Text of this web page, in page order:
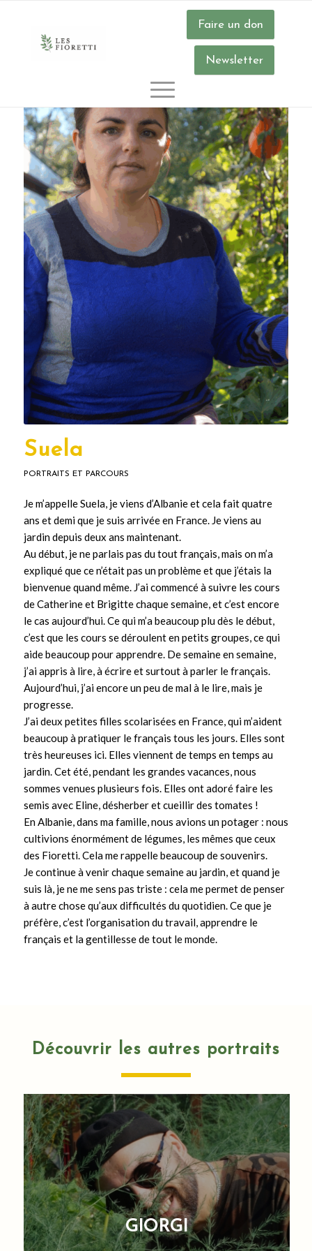
Faire un don
Newsletter
Suela
PORTRAITS ET PARCOURS
Je m’appelle Suela, je viens d’Albanie et cela fait quatre
ans et demi que je suis arrivée en France. Je viens au
jardin depuis deux ans maintenant.
Au début, je ne parlais pas du tout français, mais on m’a
expliqué que ce n’était pas un problème et que j’étais la
bienvenue quand même. J’ai commencé à suivre les cours
de Catherine et Brigitte chaque semaine, et c’est encore
le cas aujourd’hui. Ce qui m’a beaucoup plu dès le début,
c’est que les cours se déroulent en petits groupes, ce qui
aide beaucoup pour apprendre. De semaine en semaine,
j’ai appris à lire, à écrire et surtout à parler le français.
Aujourd’hui, j’ai encore un peu de mal à le lire, mais je
progresse.
J’ai deux petites filles scolarisées en France, qui m’aident
beaucoup à pratiquer le français tous les jours. Elles sont
très heureuses ici. Elles viennent de temps en temps au
jardin. Cet été, pendant les grandes vacances, nous
sommes venues plusieurs fois. Elles ont adoré faire les
semis avec Eline, désherber et cueillir des tomates !
En Albanie, dans ma famille, nous avions un potager : nous
cultivions énormément de légumes, les mêmes que ceux
des Fioretti. Cela me rappelle beaucoup de souvenirs.
Je continue à venir chaque semaine au jardin, et quand je
suis là, je ne me sens pas triste : cela me permet de penser
à autre chose qu’aux difficultés du quotidien. Ce que je
préfère, c’est l’organisation du travail, apprendre le
français et la gentillesse de tout le monde.
Découvrir les autres portraits
GIORGI